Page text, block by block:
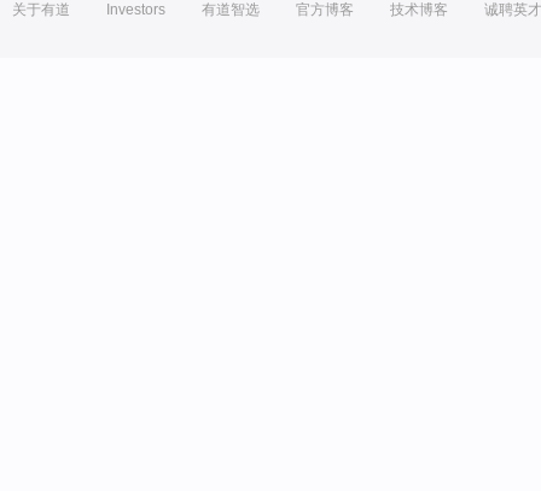
关于有道 Investors 有道智选 官方博客 技术博客 诚聘英才